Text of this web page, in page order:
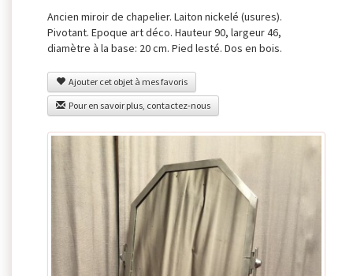
Ancien miroir de chapelier. Laiton nickelé (usures).
Pivotant. Epoque art déco. Hauteur 90, largeur 46,
diamètre à la base: 20 cm. Pied lesté. Dos en bois.
Ajouter cet objet à mes favoris
Pour en savoir plus, contactez-nous